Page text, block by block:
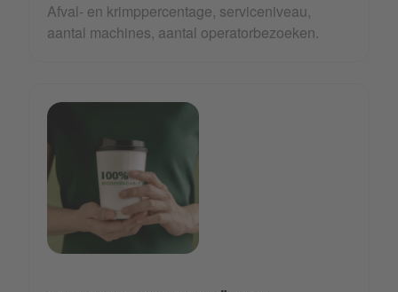
Afval- en krimppercentage, serviceniveau,
aantal machines, aantal operatorbezoeken.